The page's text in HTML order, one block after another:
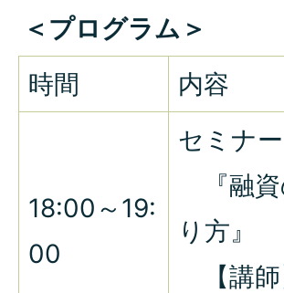
＜プログラム＞
時間
内容
18:00～19:
00
セミナー
『融資
り方』
【講師